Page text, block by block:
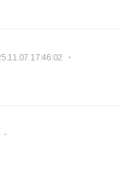
17:46:02